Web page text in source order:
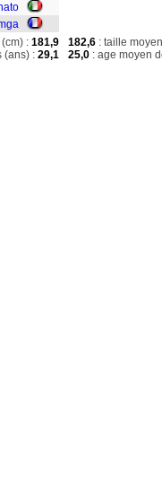
: 181,9
(ans) : 29,1
182,6 : taille
25,0 : age moyen